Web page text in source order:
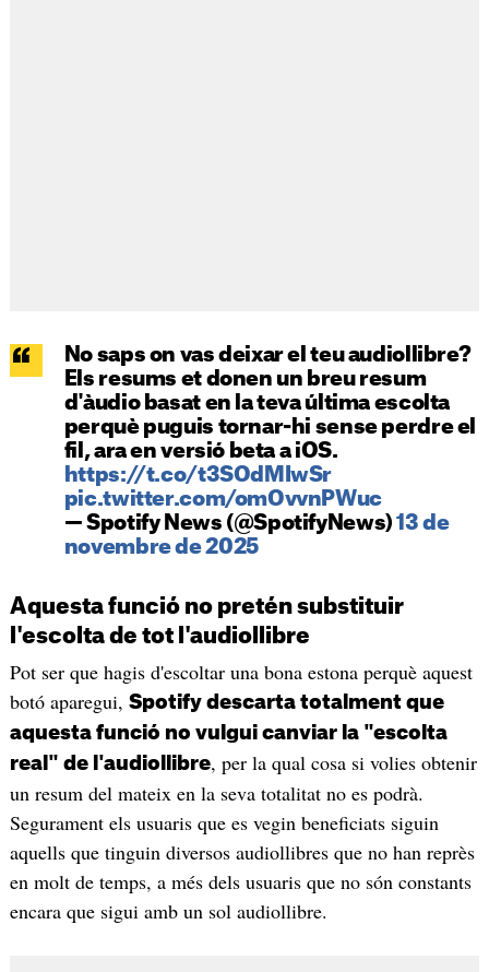
No saps on vas deixar el teu audiollibre?
Els resums et donen un breu resum
d'àudio basat en la teva última escolta
perquè puguis tornar-hi sense perdre el
fil, ara en versió beta a iOS.
https://t.co/t3SOdMIwSr
pic.twitter.com/omOvvnPWuc
— Spotify News (@SpotifyNews)13 de
novembre de 2025
Aquesta funció no pretén substituir
l'escolta de tot l'audiollibre
Pot ser que hagis d'escoltar una bona estona perquè aquest
botó aparegui, Spotify descarta totalment que
aquesta funció no vulgui canviar la "escolta
real" de l'audiollibre, per la qual cosa si volies obtenir
un resum del mateix en la seva totalitat no es podrà.
Segurament els usuaris que es vegin beneficiats siguin
aquells que tinguin diversos audiollibres que no han reprès
en molt de temps, a més dels usuaris que no són constants
encara que sigui amb un sol audiollibre.